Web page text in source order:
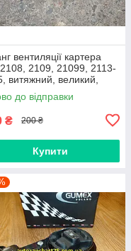
вентиляції картера
2109, 21099, 2113-
витяжний, великий,
до відправки
₴ 200 ₴
Купити